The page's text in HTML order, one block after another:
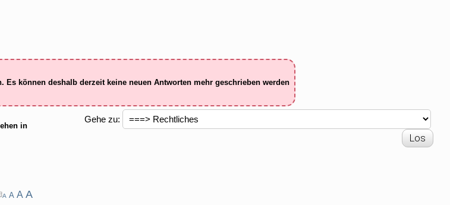
Es können deshalb derzeit keine neuen Antworten mehr geschrieben werden
in
Gehe zu:
A A A A